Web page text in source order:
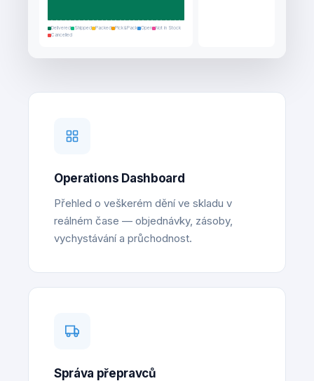
Delivered Shipped Packed Pick&Pack Open
Not in Stock
Cancelled
Operations Dashboard
Přehled o veškerém dění ve skladu v
reálném čase — objednávky, zásoby,
vychystávání a průchodnost.
Správa přepravců